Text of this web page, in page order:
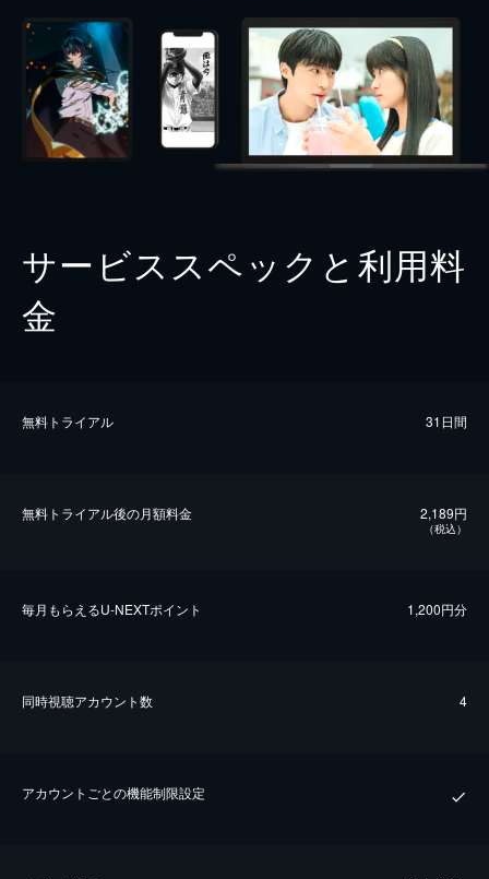
サービススペックと利用料
金
無料トライアル 31日間
無料トライアル後の⽉額料金 2,189円
（税込）
毎⽉もらえるU-NEXTポイント 1,200円分
同時視聴アカウント数 4
アカウントごとの機能制限設定